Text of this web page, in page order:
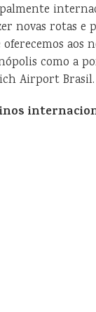
novas rotas e
aos
como a
Airport Brasil.